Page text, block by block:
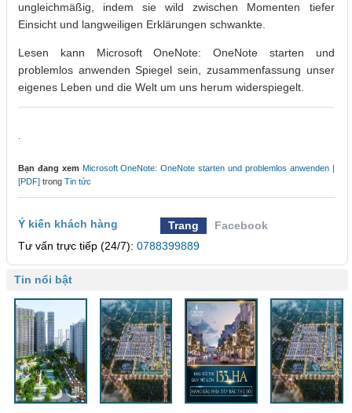
ungleichmäßig, indem sie wild zwischen Momenten tiefer
Einsicht und langweiligen Erklärungen schwankte.
Lesen kann Microsoft OneNote: OneNote starten und
problemlos anwenden Spiegel sein, zusammenfassung unser
eigenes Leben und die Welt um uns herum widerspiegelt.
Bạn đang xem Microsoft OneNote: OneNote starten und problemlos anwenden |
[PDF] trong Tin tức
Ý kiến khách hàng Trang
Facebook
Tư vấn trực tiếp (24/7): 0788399889
Tin nổi bật